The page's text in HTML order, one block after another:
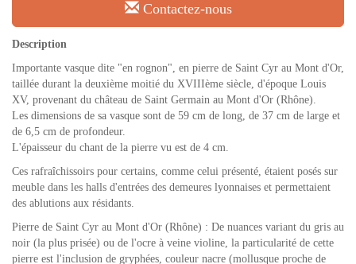
Contactez-nous
Description
Importante vasque dite "en rognon", en pierre de Saint Cyr au Mont d'Or,
taillée durant la deuxième moitié du XVIIIème siècle, d'époque Louis
XV, provenant du château de Saint Germain au Mont d'Or (Rhône).
Les dimensions de sa vasque sont de 59 cm de long, de 37 cm de large et
de 6,5 cm de profondeur.
L'épaisseur du chant de la pierre vu est de 4 cm.
Ces rafraîchissoirs pour certains, comme celui présenté, étaient posés sur
meuble dans les halls d'entrées des demeures lyonnaises et permettaient
des ablutions aux résidants.
Pierre de Saint Cyr au Mont d'Or (Rhône) : De nuances variant du gris au
noir (la plus prisée) ou de l'ocre à veine violine, la particularité de cette
pierre est l'inclusion de gryphées, couleur nacre (mollusque proche de